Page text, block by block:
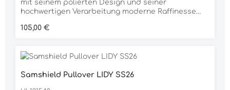
mit seinem polierten Design und seiner
hochwertigen Verarbeitung moderne Raffinesse
vereint Komfort und Design mit einer
einen Hauch von Einzigartigkeit, während die
Der Samshield Lisa Pullover ist eine vielseitige
Regulärer Preis:
105,00 €
Samshield Pullover LIDY SS26